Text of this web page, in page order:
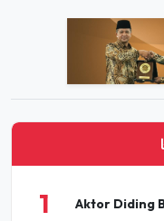
1 Aktor Diding